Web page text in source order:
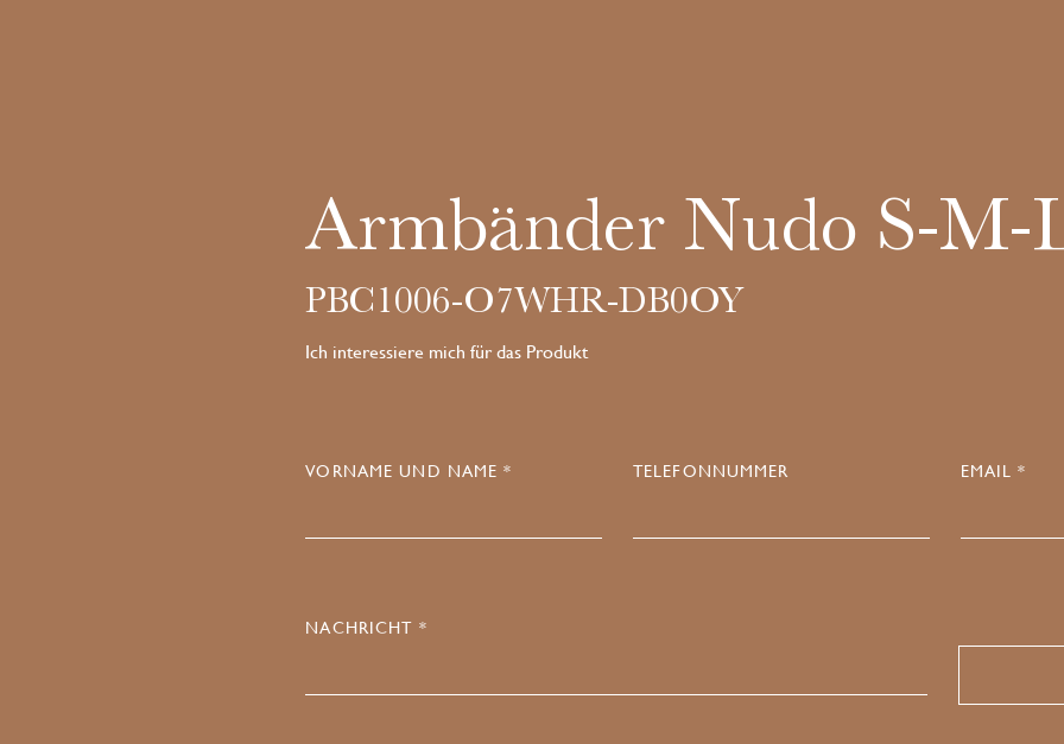
Armbänder Nudo S-M-
PBC1006-O7WHR-DB0OY
Ich interessiere mich für das Produkt
VORNAME UND NAME * TELEFONNUMMER EMAIL *
NACHRICHT *